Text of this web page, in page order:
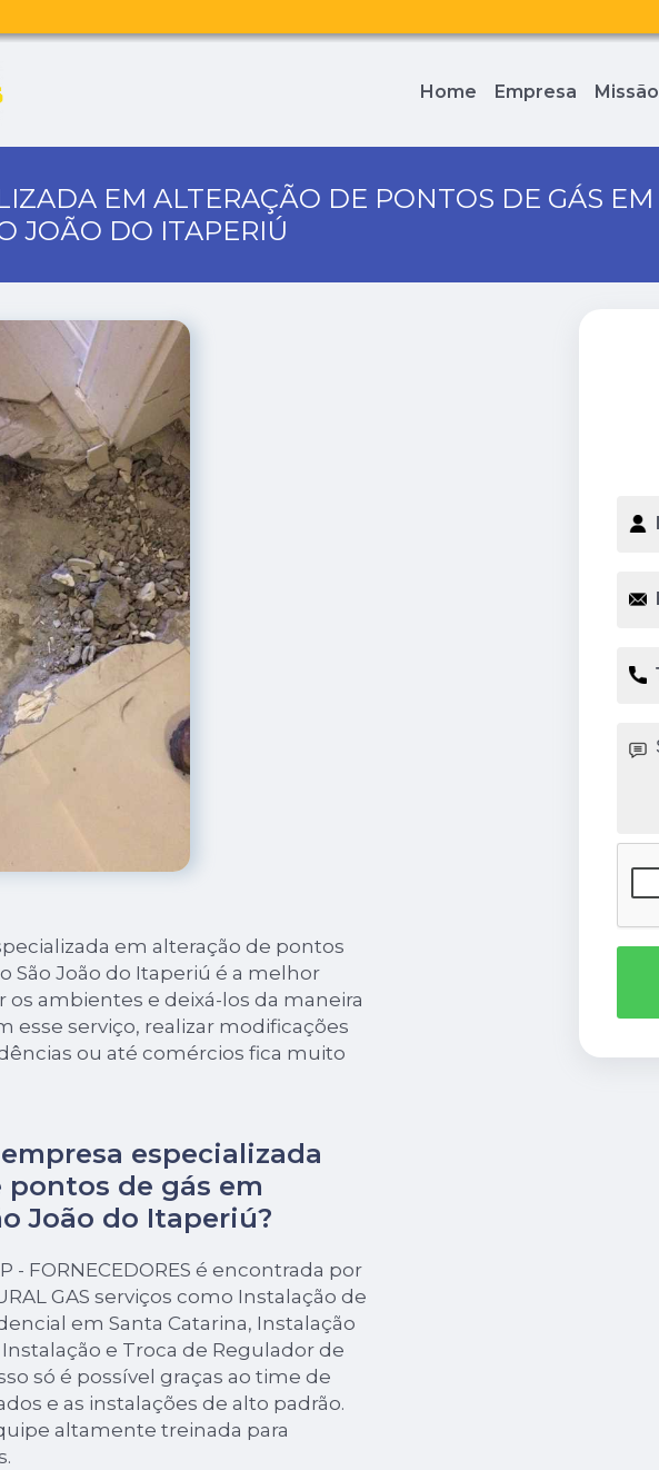
Home Empresa Missão
EM ALTERAÇÃO DE PONTOS DE GÁS EM
JOÃO DO ITAPERIÚ
em alteração de pontos
São João do Itaperiú é a melhor
ambientes e deixá-los da maneira
esse serviço, realizar modificações
ou até comércios fica muito
especializada
pontos de gás em
João do Itaperiú?
- FORNECEDORES é encontrada por
GAS serviços como Instalação de
em Santa Catarina, Instalação
e Troca de Regulador de
só é possível graças ao time de
e as instalações de alto padrão.
altamente treinada para